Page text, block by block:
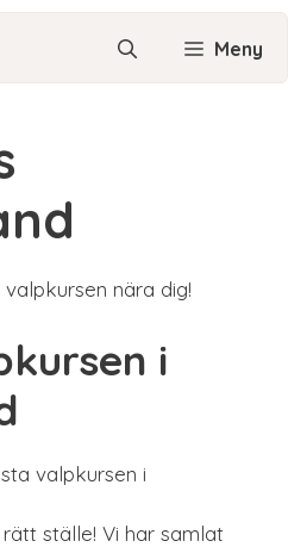
Meny
nära dig!
i
valpkursen i
ställe! Vi har samlat